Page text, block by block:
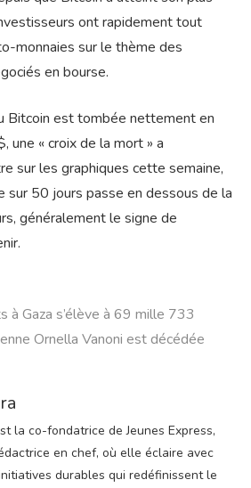
ont rapidement tout
monnaies sur le thème des
en bourse.
Bitcoin est tombée nettement en
une « croix de la mort » a
sur les graphiques cette semaine,
sur 50 jours passe en dessous de la
généralement le signe de
à Gaza s’élève à 69 mille 733
Ornella Vanoni est décédée
la co-fondatrice de Jeunes Express,
en chef, où elle éclaire avec
durables qui redéfinissent le